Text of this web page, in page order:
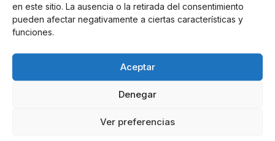
en este sitio. La ausencia o la retirada del consentimiento
pueden afectar negativamente a ciertas características y
funciones.
Aceptar
Denegar
Ver preferencias
Desde el primer round, ‘Canelo’ se mostró sediento
por ganar de la manera más contundente, y se fue
se salvó al final gracias al reloj.
Sin embargo, llegó el tercer asalto, cuando el
mexicano le dio un primer aviso al estadounidense,
segundos, un derechazo ‘le apagó la luz’.